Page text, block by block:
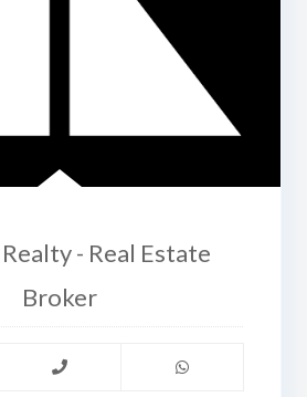
- Real Estate
Broker